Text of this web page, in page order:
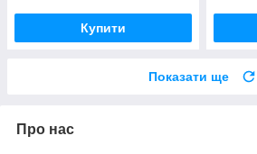
Купити
Показати ще
Про нас